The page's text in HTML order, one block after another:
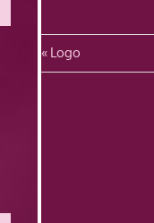
Vorheriger
Beitrag:
Logo